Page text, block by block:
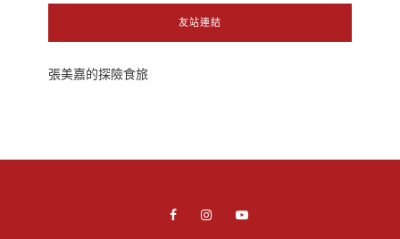
友站連結
張美嘉的探險食旅